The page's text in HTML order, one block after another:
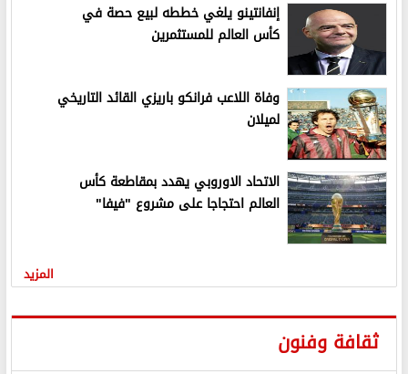
إنفانتينو يلغي خططه لبيع حصة في
كأس العالم للمستثمرين
وفاة اللاعب فرانكو باريزي القائد التاريخي
لميلان
الاتحاد الاوروبي يهدد بمقاطعة كأس
العالم احتجاجا على مشروع "فيفا"
المزيد
ثقافة وفنون